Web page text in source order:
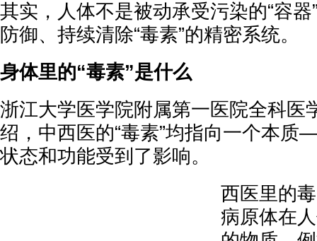
其实，人体不是被动承受污染的“容
防御、持续清除“毒素”的精密系统。
身体里的“毒素”是什么
浙江大学医学院附属第一医院全科医
绍，中西医的“毒素”均指向一个本
状态和功能受到了影响。
西医里的
病原体在